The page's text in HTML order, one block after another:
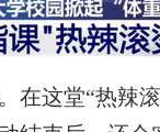
这堂“热辣滚